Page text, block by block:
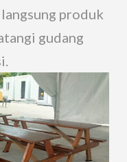
produk
gudang